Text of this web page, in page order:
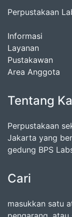
Perpustakaan
Informasi
Layanan
Pustakawan
Area Anggota
Tentang
Perpustakaan
Jakarta yang
gedung BPS
Cari
masukkan satu